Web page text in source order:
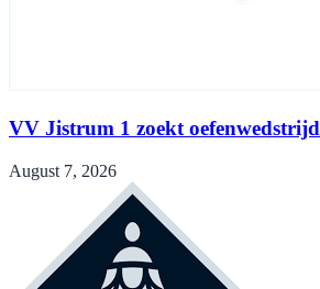
VV Jistrum 1 zoekt
August 7, 2026